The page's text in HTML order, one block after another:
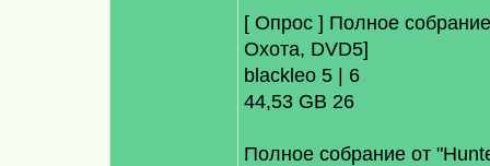
[ Опрос ] Полное
Охота, DVD5]
blackleo 5 | 6
44,53 GB 26
Полное собрание от